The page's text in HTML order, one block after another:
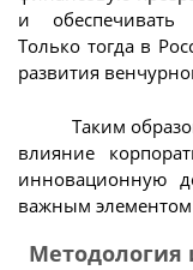
и обеспечивать
Только тогда в
развития
Таким
влияние
инновационную
важным
Методология